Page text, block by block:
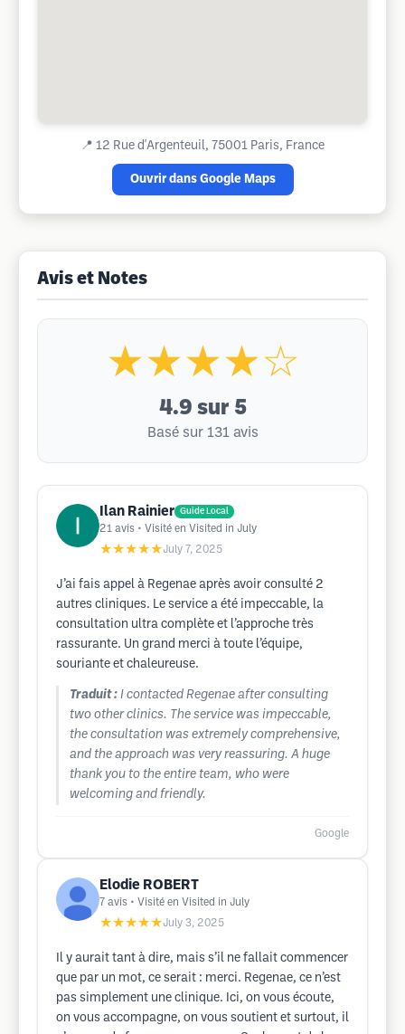
📍 12 Rue d'Argenteuil, 75001 Paris, France
Ouvrir dans Google Maps
Avis et Notes
★★★★☆
4.9 sur 5
Basé sur 131 avis
Ilan Rainier Guide Local
21 avis • Visité en Visited in July
★★★★★July 7, 2025
J’ai fais appel à Regenae après avoir consulté 2
autres cliniques. Le service a été impeccable, la
consultation ultra complète et l’approche très
rassurante. Un grand merci à toute l’équipe,
souriante et chaleureuse.
Traduit : I contacted Regenae after consulting
two other clinics. The service was impeccable,
the consultation was extremely comprehensive,
and the approach was very reassuring. A huge
thank you to the entire team, who were
welcoming and friendly.
Google
Elodie ROBERT
7 avis • Visité en Visited in July
★★★★★July 3, 2025
Il y aurait tant à dire, mais s’il ne fallait commencer
que par un mot, ce serait : merci. Regenae, ce n’est
pas simplement une clinique. Ici, on vous écoute,
on vous accompagne, on vous soutient et surtout, il